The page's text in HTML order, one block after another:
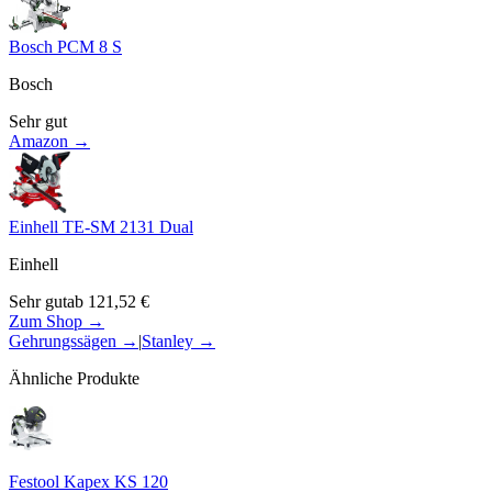
Bosch PCM 8 S
Bosch
Sehr gut
Amazon →
Einhell TE-SM 2131 Dual
Einhell
Sehr gutab 121,52 €
Zum Shop →
Gehrungssägen → |Stanley →
Ähnliche Produkte
Festool Kapex KS 120